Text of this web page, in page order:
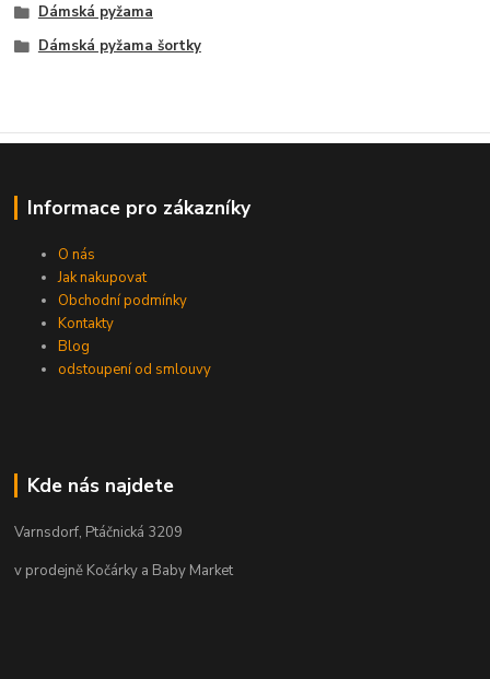
Dámská pyžama
Dámská pyžama šortky
Informace pro zákazníky
O nás
Jak nakupovat
Obchodní podmínky
Kontakty
Blog
odstoupení od smlouvy
Kde nás najdete
Varnsdorf, Ptáčnická 3209
v prodejně Kočárky a Baby Market